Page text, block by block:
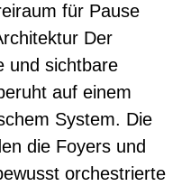
für Pause
Der
und sichtbare
auf einem
System. Die
die Foyers und
orchestrierte